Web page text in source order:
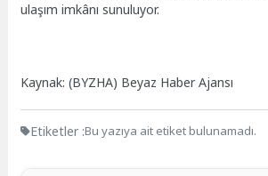
ulaşım imkânı sunuluyor.
Kaynak: (BYZHA) Beyaz Haber Ajansı
Etiketler :Bu yazıya ait etiket bulunamadı.